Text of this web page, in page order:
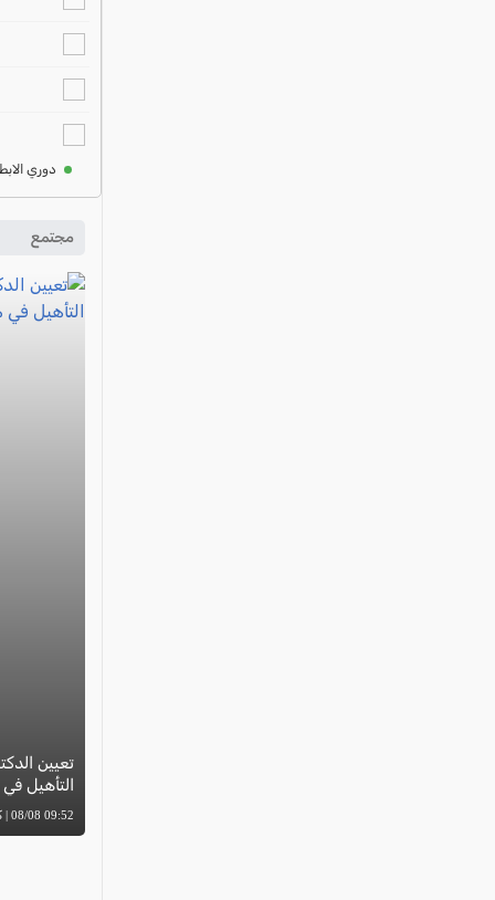
دوري
مجتمع
تعيين
التأهيل
09:52 08/08 | كل العرب